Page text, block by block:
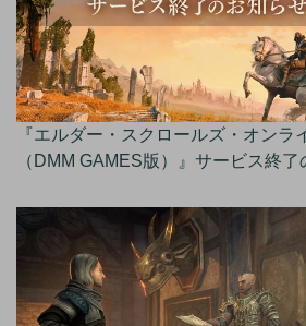
『エルダー・スクロールズ・オンラ
（DMM GAMES版）』サービス終了